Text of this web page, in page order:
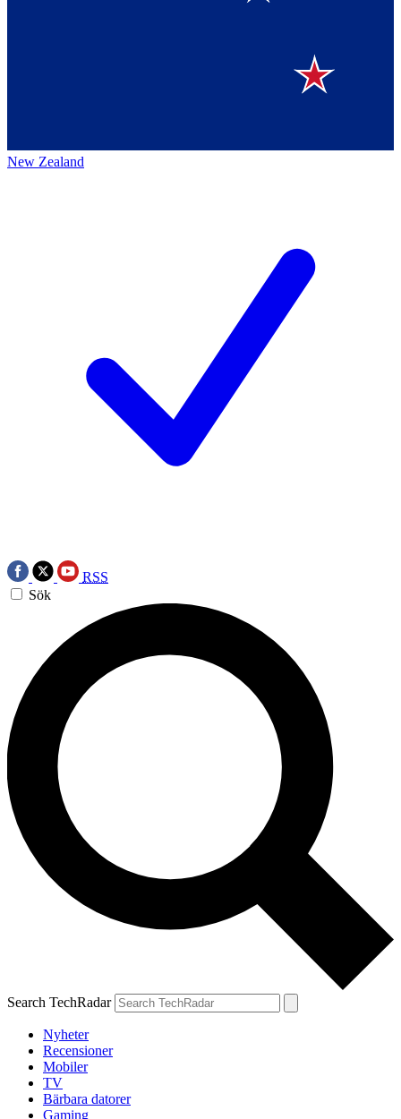
New Zealand
RSS
Sök
Search TechRadar
Nyheter
Recensioner
Mobiler
TV
Bärbara datorer
Gaming